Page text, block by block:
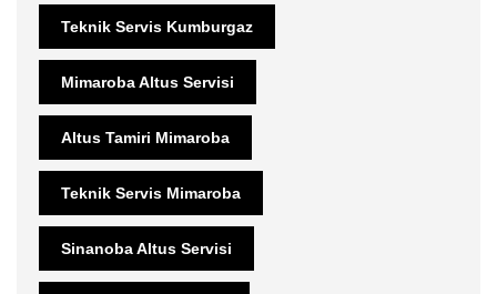
Teknik Servis Kumburgaz
Mimaroba Altus Servisi
Altus Tamiri Mimaroba
Teknik Servis Mimaroba
Sinanoba Altus Servisi